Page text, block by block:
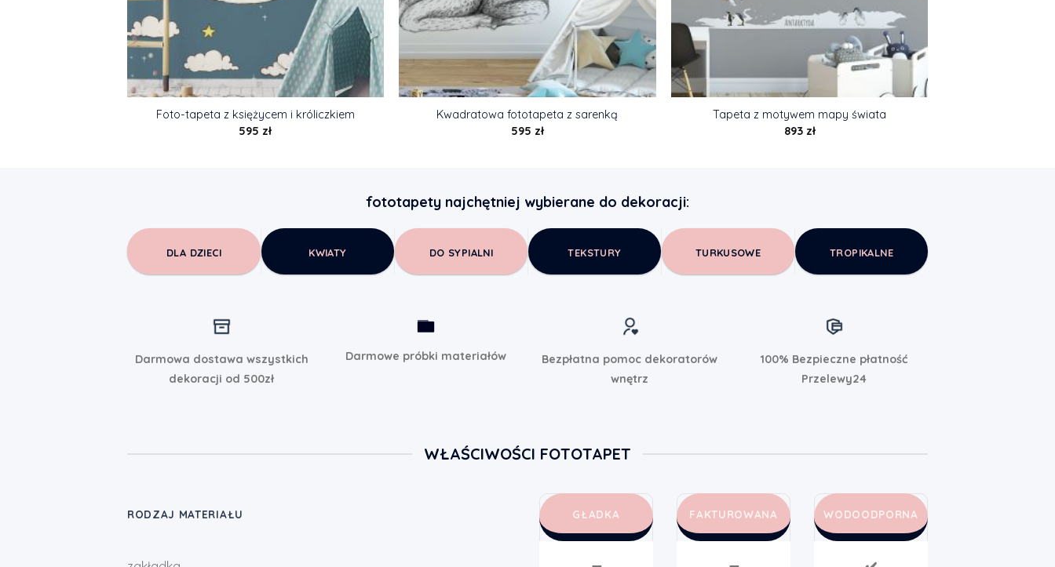
Foto-tapeta z księżycem i króliczkiem
595 zł
Kwadratowa fototapeta z sarenką
595 zł
Tapeta z motywem mapy świata
893 zł
fototapety najchętniej wybierane do dekoracji:
DLA DZIECI KWIATY DO SYPIALNI TEKSTURY TURKUSOWE TROPIKALNE
Darmowa dostawa wszystkich
dekoracji od 500zł
Darmowe próbki materiałów
Bezpłatna pomoc dekoratorów
wnętrz
100% Bezpieczne płatność
Przelewy24
WŁAŚCIWOŚCI FOTOTAPET
RODZAJ MATERIAŁU GŁADKA FAKTUROWANA WODOODPORNA